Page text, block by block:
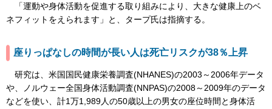
「運動や身体活動を促進する取り組みにより、大きな健康上のベ
ネフィットをえられます」と、タープ氏は指摘する。
座りっぱなしの時間が長い人は死亡リスクが38％上昇
研究は、米国国民健康栄養調査(NHANES)の2003～2006年データ
や、ノルウェー全国身体活動調査(NNPAS)の2008～2009年のデータ
などを使い、計1万1,989人の50歳以上の男女の座位時間と身体活